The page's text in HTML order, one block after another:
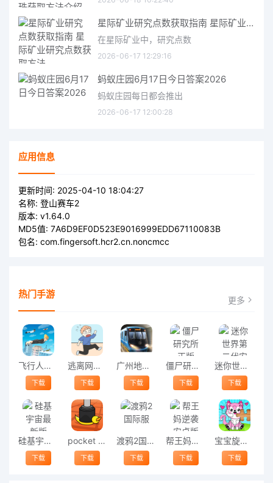
星际矿业研究点数获取指南 星际矿业研究点数获取方法
在星际矿业中，研究点数
2026-06-17 12:29:16
蚂蚁庄园6月17日今日答案2026
蚂蚁庄园每日都会推出
2026-06-17 12:00:28
应用信息
更新时间: 2025-04-10 18:04:27
名称: 登山赛车2
版本: v1.64.0
MD5值: 7A6D9EF0D523E9016999EDD67110083B
包名: com.fingersoft.hcr2.cn.noncmcc
热门手游 更多
飞行人类游戏
下载
逃离网课官方版
下载
广州地铁模拟器中文版
下载
僵尸研究所正版
下载
迷你世界第二代安卓版
下载
硅基宇宙最新版
下载
pocket press游戏
下载
渡鸦2国际服
下载
帮王妈逆袭安卓版
下载
宝宝旋转拼图最新版
下载